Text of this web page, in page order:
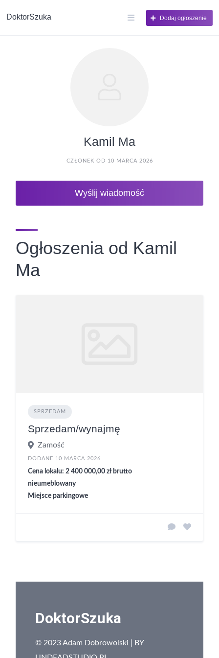
DoktorSzuka Dodaj ogłoszenie
Kamil Ma
CZŁONEK OD 10 MARCA 2026
Wyślij wiadomość
Ogłoszenia od Kamil
Ma
SPRZEDAM
Sprzedam/wynajmę
Zamość
DODANE 10 MARCA 2026
Cena lokalu: 2 400 000,00 zł brutto
nieumeblowany
Miejsce parkingowe
DoktorSzuka
© 2023 Adam Dobrowolski | BY